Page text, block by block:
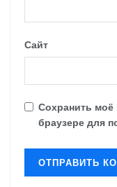
Сайт
Сохранить моё
браузере для